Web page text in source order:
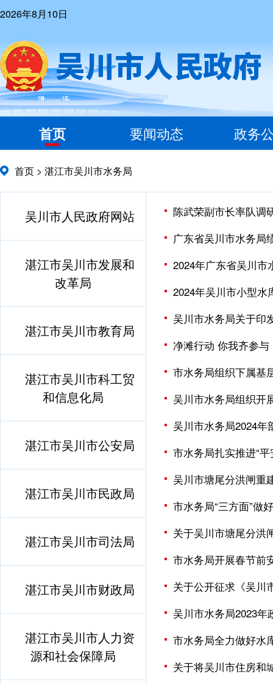
2026年8月10日
首页 要闻动态 政务
首页 > 湛江市吴川市水务局
吴川市人民政府网站
湛江市吴川市发展和
改革局
湛江市吴川市教育局
湛江市吴川市科工贸
和信息化局
湛江市吴川市公安局
湛江市吴川市民政局
湛江市吴川市司法局
湛江市吴川市财政局
湛江市吴川市人力资
源和社会保障局
陈武荣副市长率队调
广东省吴川市水务局
2024年广东省吴川市
2024年吴川市小型水
吴川市水务局关于印
净滩行动 你我齐参与
市水务局组织下属基
吴川市水务局组织开
吴川市水务局2024年
市水务局扎实推进“
吴川市塘尾分洪闸重
市水务局“三方面”做
关于吴川市塘尾分洪
市水务局开展春节前
关于公开征求《吴川
吴川市水务局2023年
市水务局全力做好水
关于将吴川市住房和